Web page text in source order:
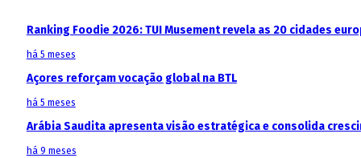
Ranking Foodie 2026: TUI Musement revela as 20 cidades
há 5 meses
Açores reforçam vocação global na BTL
há 5 meses
Arábia Saudita apresenta visão estratégica e consolida
há 9 meses